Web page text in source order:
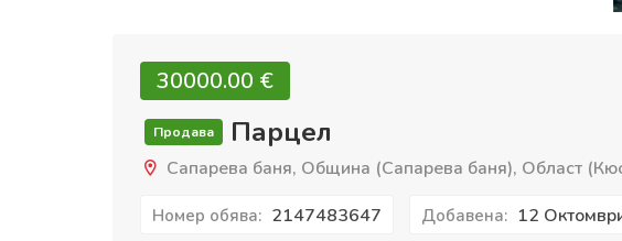
30000.00 €‎
Продава Парцел
Сапарева баня, Община (Сапарева баня), Област
Номер обява: 2147483647 Добавена: 12